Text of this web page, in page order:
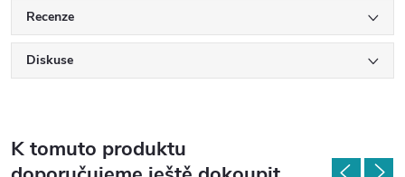
Recenze
Diskuse
K tomuto produktu